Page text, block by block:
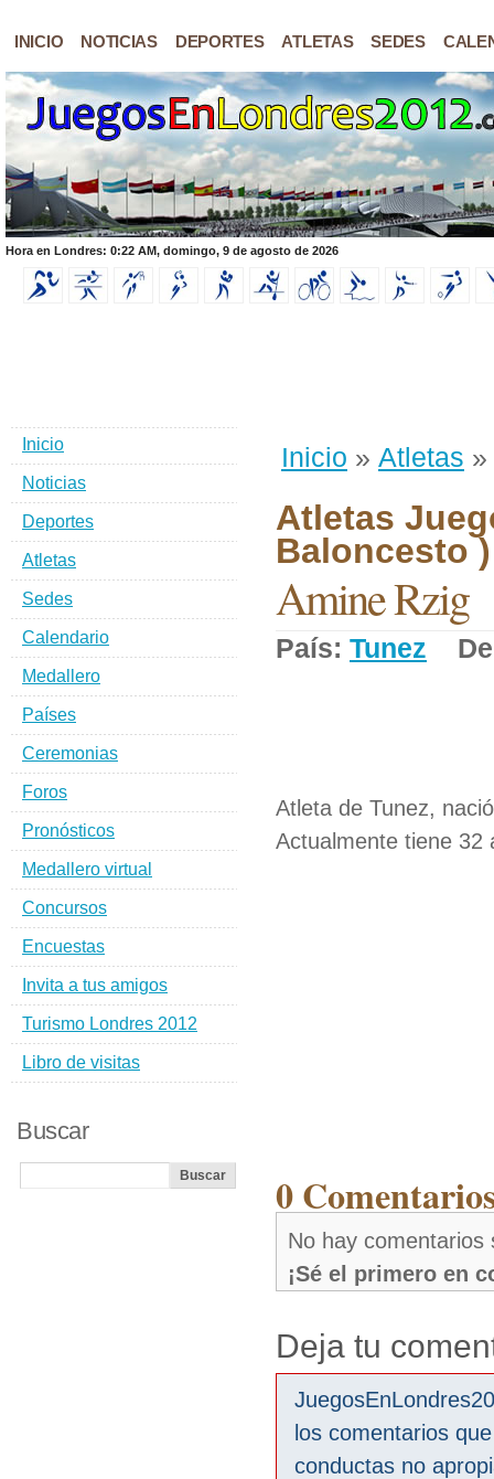
INICIO NOTICIAS DEPORTES ATLETAS SEDES
Hora en Londres: 0:22 AM, domingo, 9 de agosto de 2026
Inicio » Atletas »
Atletas
Baloncesto )
Amine Rzig
País: Tunez
Atleta de Tunez,
Actualmente tiene 32
0
No hay comentarios
¡Sé el primero en
Deja tu
los comentarios
conductas no
Inicio
Noticias
Deportes
Atletas
Sedes
Calendario
Medallero
Países
Ceremonias
Foros
Pronósticos
Medallero virtual
Concursos
Encuestas
Invita a tus amigos
Turismo Londres 2012
Libro de visitas
Buscar